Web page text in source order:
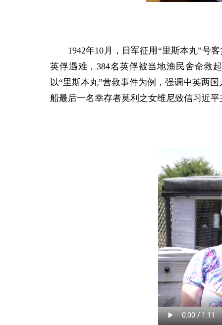
1942年10月，日军征用“里斯本丸”号
英俘遇难，384名英俘被当地渔民舍命救
以“里斯本丸”营救事件为例，强调中英两
船最后一名幸存者莫利之女维尼致信习近